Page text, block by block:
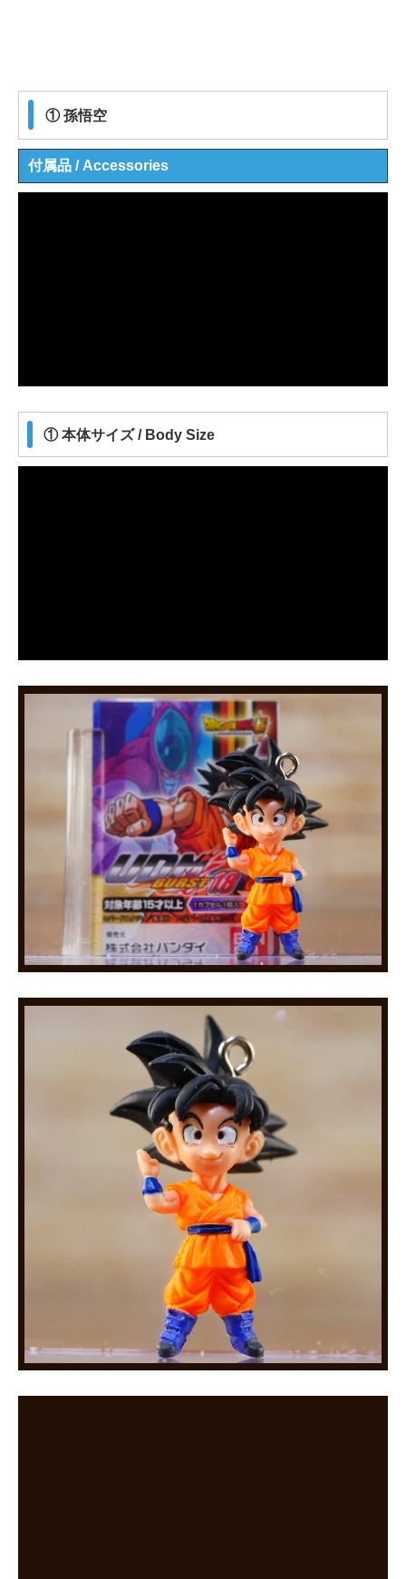
① 孫悟空
付属品 / Accessories
① 本体サイズ / Body Size